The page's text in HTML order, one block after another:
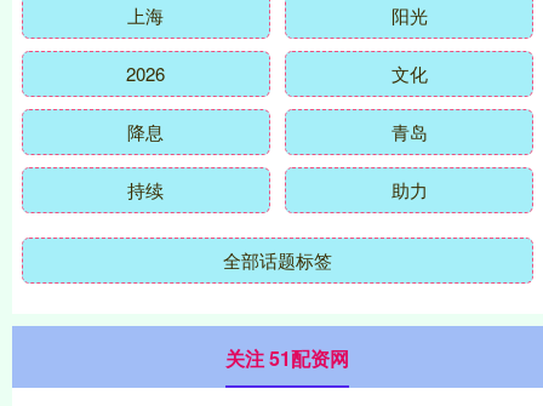
上海 阳光
2026 文化
降息 青岛
持续 助力
全部话题标签
关注 51配资网